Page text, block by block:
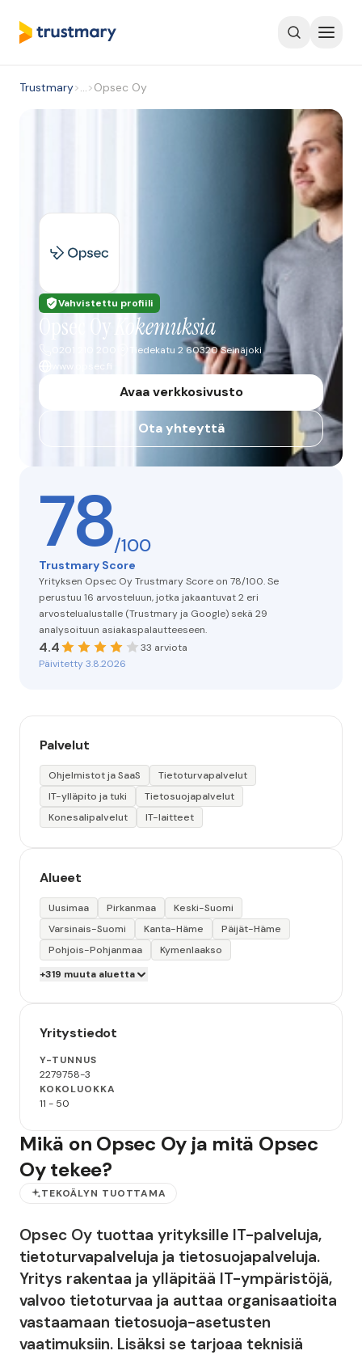
Trustmary>…>Opsec Oy
Vahvistettu profiili
Opsec Oy Kokemuksia
0201 210 200
Tiedekatu 2 60320 Seinäjoki
www.opsec.fi
Avaa verkkosivusto
Ota yhteyttä
78/100
Trustmary Score
Yrityksen Opsec Oy Trustmary Score on 78/100. Se
perustuu 16 arvosteluun, jotka jakaantuvat 2 eri
arvostelualustalle (Trustmary ja Google) sekä 29
analysoituun asiakaspalautteeseen.
4.4
33 arviota
Päivitetty 3.8.2026
Palvelut
Ohjelmistot ja SaaS
Tietoturvapalvelut
IT-ylläpito ja tuki
Tietosuojapalvelut
Konesalipalvelut
IT-laitteet
Alueet
Uusimaa Pirkanmaa
Keski-Suomi
Varsinais-Suomi
Kanta-Häme
Päijät-Häme
Pohjois-Pohjanmaa
Kymenlaakso
+319 muuta aluetta
Yritystiedot
Y-TUNNUS
2279758-3
KOKOLUOKKA
11 - 50
Mikä on Opsec Oy ja mitä Opsec
Oy tekee?
TEKOÄLYN TUOTTAMA
Opsec Oy tuottaa yrityksille IT-palveluja,
tietoturvapalveluja ja tietosuojapalveluja.
Yritys rakentaa ja ylläpitää IT-ympäristöjä,
valvoo tietoturvaa ja auttaa organisaatioita
vastaamaan tietosuoja-asetusten
vaatimuksiin. Lisäksi se tarjoaa teknisiä